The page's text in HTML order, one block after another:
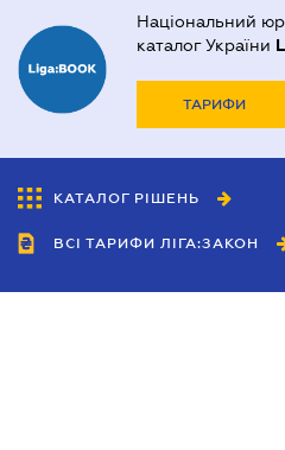
Національний
каталог України
ТАРИФИ
КАТАЛОГ РІШЕНЬ
ВСІ ТАРИФИ ЛІГА:ЗАКОН